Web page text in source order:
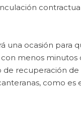
una ocasión para
menos minutos
recuperación
como es